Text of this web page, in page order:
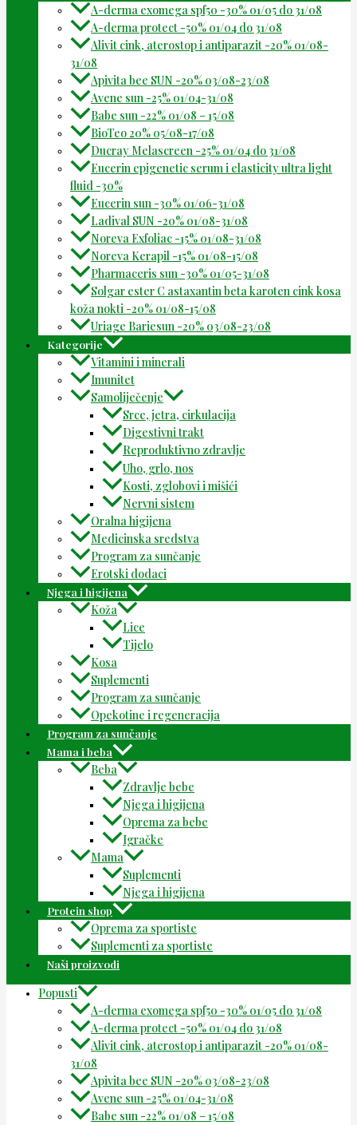
A-derma exomega spf50 -30% 01/05 do 31/08
A-derma protect -50% 01/04 do 31/08
Alivit cink, aterostop i antiparazit -20% 01/08-
31/08
Apivita bee SUN -20% 03/08-23/08
Avene sun -25% 01/04-31/08
Babe sun -22% 01/08 – 15/08
BioTeo 20% 05/08-17/08
Ducray Melascreen -25% 01/04 do 31/08
Eucerin epigenetic serum i elasticity ultra light
fluid -30%
Eucerin sun -30% 01/06-31/08
Ladival SUN -20% 01/08-31/08
Noreva Exfoliac -15% 01/08-31/08
Noreva Kerapil -15% 01/08-15/08
Pharmaceris sun -30% 01/05-31/08
Solgar ester C astaxantin beta karoten cink kosa
koža nokti -20% 01/08-15/08
Uriage Bariesun -20% 03/08-23/08
Kategorije
Vitamini i minerali
Imunitet
Samoliječenje
Srce, jetra, cirkulacija
Digestivni trakt
Reproduktivno zdravlje
Uho, grlo, nos
Kosti, zglobovi i mišići
Nervni sistem
Oralna higijena
Medicinska sredstva
Program za sunčanje
Erotski dodaci
Njega i higijena
Koža
Lice
Tijelo
Kosa
Suplementi
Program za sunčanje
Opekotine i regeneracija
Program za sunčanje
Mama i beba
Beba
Zdravlje bebe
Njega i higijena
Oprema za bebe
Igračke
Mama
Suplementi
Njega i higijena
Protein shop
Oprema za sportiste
Suplementi za sportiste
Naši proizvodi
Popusti
A-derma exomega spf50 -30% 01/05 do 31/08
A-derma protect -50% 01/04 do 31/08
Alivit cink, aterostop i antiparazit -20% 01/08-
31/08
Apivita bee SUN -20% 03/08-23/08
Avene sun -25% 01/04-31/08
Babe sun -22% 01/08 – 15/08